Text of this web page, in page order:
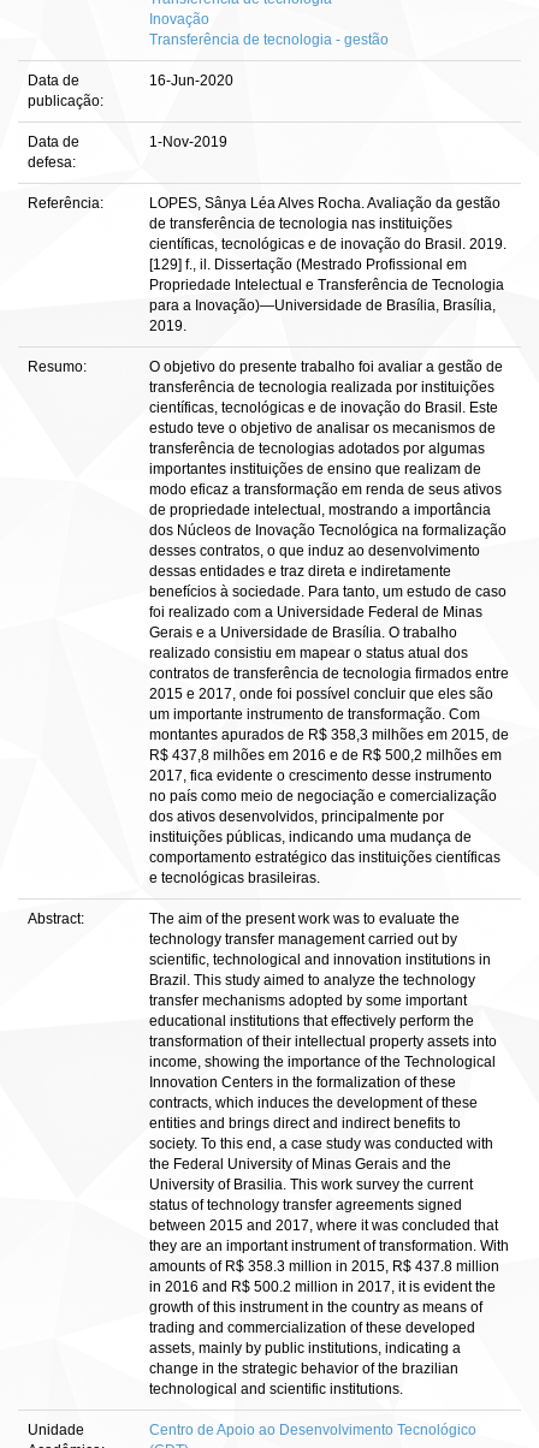
Inovação
Transferência de tecnologia - gestão
Data de
publicação:
16-Jun-2020
Data de
defesa:
1-Nov-2019
Referência:
LOPES, Sânya Léa Alves Rocha. Avaliação da gestão
de transferência de tecnologia nas instituições
científicas, tecnológicas e de inovação do Brasil. 2019.
[129] f., il. Dissertação (Mestrado Profissional em
Propriedade Intelectual e Transferência de Tecnologia
para a Inovação)—Universidade de Brasília, Brasília,
2019.
Resumo:
O objetivo do presente trabalho foi avaliar a gestão de
transferência de tecnologia realizada por instituições
científicas, tecnológicas e de inovação do Brasil. Este
estudo teve o objetivo de analisar os mecanismos de
transferência de tecnologias adotados por algumas
importantes instituições de ensino que realizam de
modo eficaz a transformação em renda de seus ativos
de propriedade intelectual, mostrando a importância
dos Núcleos de Inovação Tecnológica na formalização
desses contratos, o que induz ao desenvolvimento
dessas entidades e traz direta e indiretamente
benefícios à sociedade. Para tanto, um estudo de caso
foi realizado com a Universidade Federal de Minas
Gerais e a Universidade de Brasília. O trabalho
realizado consistiu em mapear o status atual dos
contratos de transferência de tecnologia firmados entre
2015 e 2017, onde foi possível concluir que eles são
um importante instrumento de transformação. Com
montantes apurados de R$ 358,3 milhões em 2015, de
R$ 437,8 milhões em 2016 e de R$ 500,2 milhões em
2017, fica evidente o crescimento desse instrumento
no país como meio de negociação e comercialização
dos ativos desenvolvidos, principalmente por
instituições públicas, indicando uma mudança de
comportamento estratégico das instituições científicas
e tecnológicas brasileiras.
Abstract:
The aim of the present work was to evaluate the
technology transfer management carried out by
scientific, technological and innovation institutions in
Brazil. This study aimed to analyze the technology
transfer mechanisms adopted by some important
educational institutions that effectively perform the
transformation of their intellectual property assets into
income, showing the importance of the Technological
Innovation Centers in the formalization of these
contracts, which induces the development of these
entities and brings direct and indirect benefits to
society. To this end, a case study was conducted with
the Federal University of Minas Gerais and the
University of Brasilia. This work survey the current
status of technology transfer agreements signed
between 2015 and 2017, where it was concluded that
they are an important instrument of transformation. With
amounts of R$ 358.3 million in 2015, R$ 437.8 million
in 2016 and R$ 500.2 million in 2017, it is evident the
growth of this instrument in the country as means of
trading and commercialization of these developed
assets, mainly by public institutions, indicating a
change in the strategic behavior of the brazilian
technological and scientific institutions.
Unidade
Centro de Apoio ao Desenvolvimento Tecnológico